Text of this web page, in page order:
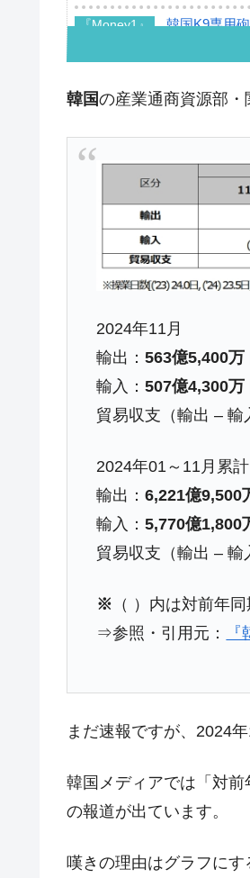
『Money1』 韓国K9専用
『Money1』 韓国･李在明
『Money1』
『Money1』 韓国･李在
『Money1』 韓国は「中
『Money1』 『韓国銀行
『Money1』 韓国･外為取
『Money1』 韓国･帰って
『Money1』
韓国大統領
壟断
『Money1』 韓国･警察職
『Money1』 韓国製造業
『Money1』 【米韓激突
韓国で猛暑
『Money1』 【対日本円
『Money1』
韓国政府『
『Money1』
在韓米国大
『Money1』 JPモルガン
『Money1』 韓国『国民年
韓国の産業通商資源部・
2024年11月
輸出：563億5,400万
輸入：507億4,300万
貿易収支（輸出 – 輸
2024年01～11月累計
輸出：6,221億9,500
輸入：5,770億1,800
貿易収支（輸出 – 輸
※ （ ）内は対前年
⇒参照・引用元：
まだ速報ですが、2024年
韓国メディアでは「対
の報道が出ています。
嘆きの理由はグラフにす